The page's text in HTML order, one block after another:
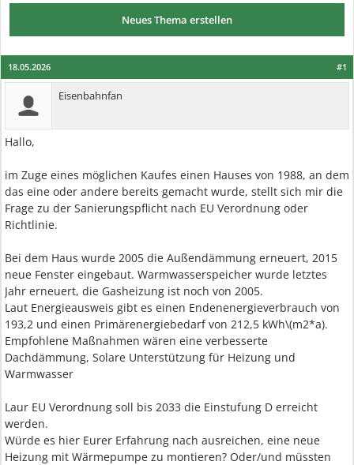
Neues Thema erstellen
#1
18.05.2026
Eisenbahnfan
Hallo,
im Zuge eines möglichen Kaufes einen Hauses von 1988, an dem
das eine oder andere bereits gemacht wurde, stellt sich mir die
Frage zu der Sanierungspflicht nach EU Verordnung oder
Richtlinie.
Bei dem Haus wurde 2005 die Außendämmung erneuert, 2015
neue Fenster eingebaut. Warmwasserspeicher wurde letztes
Jahr erneuert, die Gasheizung ist noch von 2005.
Laut Energieausweis gibt es einen Endenenergieverbrauch von
193,2 und einen Primärenergiebedarf von 212,5 kWh\(m2*a).
Empfohlene Maßnahmen wären eine verbesserte
Dachdämmung, Solare Unterstützung für Heizung und
Warmwasser
Laur EU Verordnung soll bis 2033 die Einstufung D erreicht
werden.
Würde es hier Eurer Erfahrung nach ausreichen, eine neue
Heizung mit Wärmepumpe zu montieren? Oder/und müssten